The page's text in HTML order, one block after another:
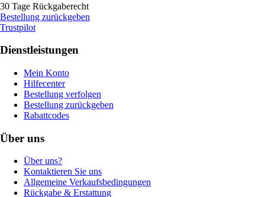
30 Tage Rückgaberecht
Bestellung zurückgeben
Trustpilot
Dienstleistungen
Mein Konto
Hilfecenter
Bestellung verfolgen
Bestellung zurückgeben
Rabattcodes
Über uns
Über uns?
Kontaktieren Sie uns
Allgemeine Verkaufsbedingungen
Rückgabe & Erstattung